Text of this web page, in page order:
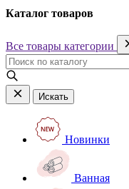
Каталог товаров
Все товары категории
Искать
Новинки
Ванная